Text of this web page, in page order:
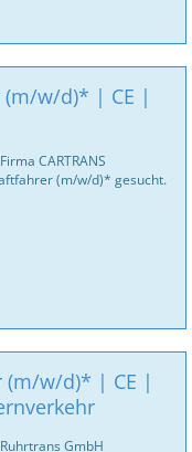
(m/w/d)* | CE |
CARTRANS
(m/w/d)* gesucht.
(m/w/d)* | CE |
GmbH